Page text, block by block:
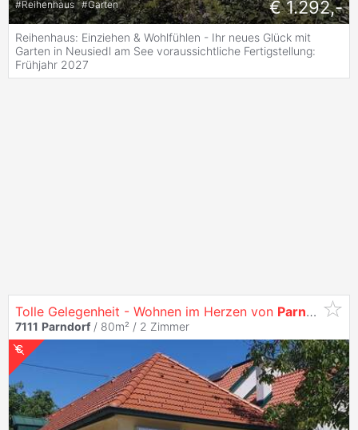
#Reihenhaus #Garten € 1.292,-
Reihenhaus: Einziehen & Wohlfühlen - Ihr neues Glück mit
Garten in Neusiedl am See voraussichtliche Fertigstellung:
Frühjahr 2027
Tolle Gelegenheit - Wohnen im Herzen von Parndorf
7111 Parndorf / 80m² / 2 Zimmer